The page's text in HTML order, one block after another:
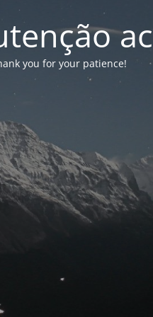
you for your patience!